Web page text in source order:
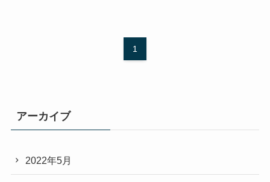
1
アーカイブ
2022年5月